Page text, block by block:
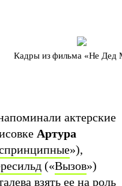
Кадры из фильма «Не Дед
актерские
Артура
»),
(«Вызов»)
взять ее на роль